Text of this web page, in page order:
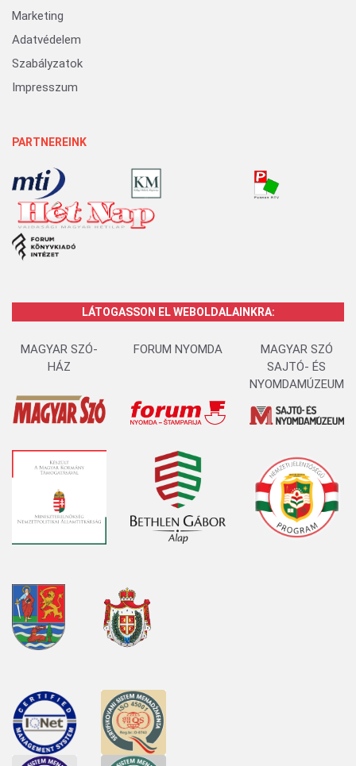
Marketing
Adatvédelem
Szabályzatok
Impresszum
PARTNEREINK
LÁTOGASSON EL WEBOLDALAINKRA:
MAGYAR SZÓ-
HÁZ
FORUM NYOMDA
MAGYAR SZÓ
SAJTÓ- ÉS
NYOMDAMÚZEUM